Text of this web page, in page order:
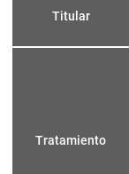
Titular
Tratamiento